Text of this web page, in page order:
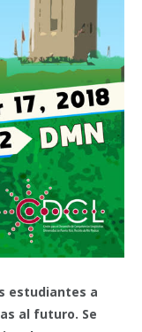
estudiantes a
al futuro. Se